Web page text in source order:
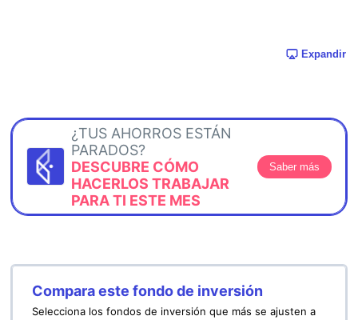
Expandir
¿TUS AHORROS ESTÁN
PARADOS?
DESCUBRE CÓMO
HACERLOS TRABAJAR
PARA TI ESTE MES
Saber más
Compara este fondo de inversión
Selecciona los fondos de inversión que más se ajusten a